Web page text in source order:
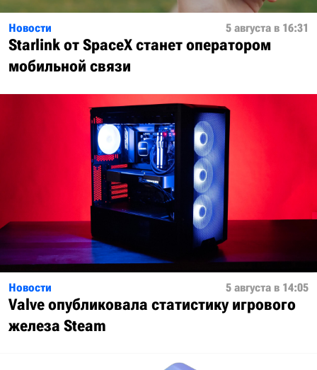
Новости 5 августа в 16:31
Starlink от SpaceX станет оператором
мобильной связи
Новости 5 августа в 14:05
Valve опубликовала статистику игрового
железа Steam